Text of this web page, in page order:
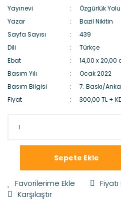
Yayınevi
Özgürlük Yolu
Yazar
Bazil Nikitin
Sayfa Sayısı
439
Dili
Türkçe
Ebat
14,00 x 20,00
Basım Yılı
Ocak 2022
Basım Bilgisi
7. Baskı/
Fiyat
300,00 TL +
Sepete Ekle
Karşılaştır